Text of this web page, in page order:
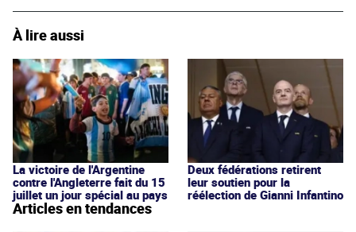
À lire aussi
La victoire de l'Argentine
contre l'Angleterre fait du 15
juillet un jour spécial au pays
Deux fédérations retirent
leur soutien pour la
réélection de Gianni Infantino
Articles en tendances